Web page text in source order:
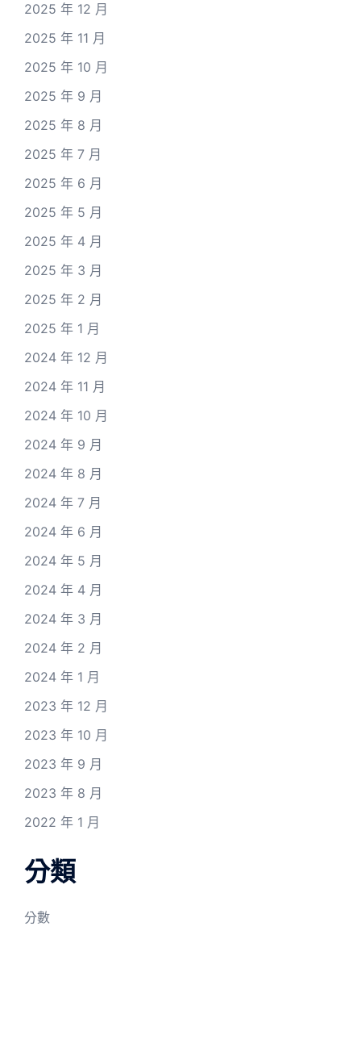
2025 年 12 月
2025 年 11 月
2025 年 10 月
2025 年 9 月
2025 年 8 月
2025 年 7 月
2025 年 6 月
2025 年 5 月
2025 年 4 月
2025 年 3 月
2025 年 2 月
2025 年 1 月
2024 年 12 月
2024 年 11 月
2024 年 10 月
2024 年 9 月
2024 年 8 月
2024 年 7 月
2024 年 6 月
2024 年 5 月
2024 年 4 月
2024 年 3 月
2024 年 2 月
2024 年 1 月
2023 年 12 月
2023 年 10 月
2023 年 9 月
2023 年 8 月
2022 年 1 月
分類
分數